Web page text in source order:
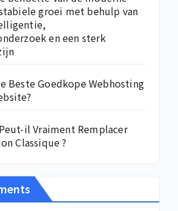
groei met behulp van
en een sterk
Beste Goedkope Webhosting
il Vraiment Remplacer
Classique ?